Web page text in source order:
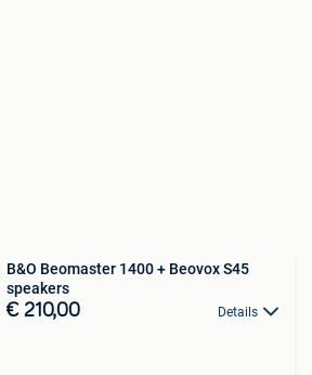
B&O Beomaster 1400 + Beovox S45
speakers
€ 210,00 Details